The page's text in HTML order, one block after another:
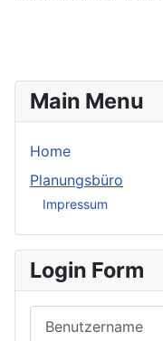
Main Menu
Home
Planungsbüro
Impressum
Login Form